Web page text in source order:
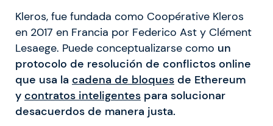
Kleros, fue fundada como Coopérative Kleros
en 2017 en Francia por Federico Ast y Clément
Lesaege. Puede conceptualizarse como un
protocolo de resolución de conflictos online
que usa la cadena de bloques de Ethereum
y contratos inteligentes para solucionar
desacuerdos de manera justa.